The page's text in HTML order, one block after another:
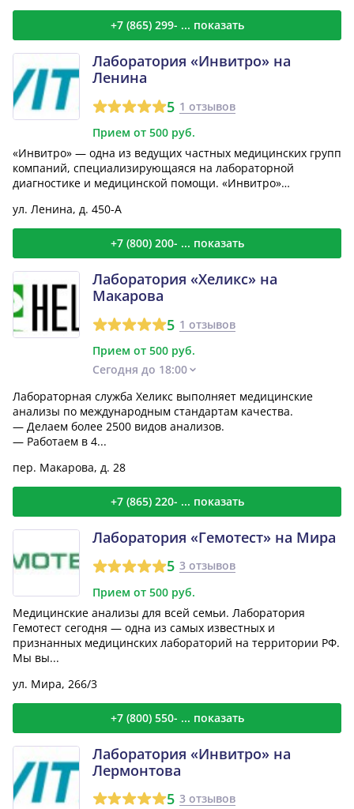
+7 (865) 299- ... показать
Лаборатория «Инвитро» на
Ленина
5 1 отзывов
Прием от 500 руб.
«Инвитро» — одна из ведущих частных медицинских групп
компаний, специализирующаяся на лабораторной
диагностике и медицинской помощи. «Инвитро»
ул. Ленина, д. 450-А
+7 (800) 200- ... показать
Лаборатория «Хеликс» на
Макарова
5 1 отзывов
Прием от 500 руб.
Сегодня до 18:00
Лабораторная служба Хеликс выполняет медицинские
анализы по международным стандартам качества.
— Делаем более 2500 видов анализов.
— Работаем в 4...
пер. Макарова, д. 28
+7 (865) 220- ... показать
Лаборатория «Гемотест» на Мира
5 3 отзывов
Прием от 500 руб.
Медицинские анализы для всей семьи. Лаборатория
Гемотест сегодня — одна из самых известных и
признанных медицинских лабораторий на территории РФ.
Мы вы...
ул. Мира, 266/3
+7 (800) 550- ... показать
Лаборатория «Инвитро» на
Лермонтова
5 3 отзывов